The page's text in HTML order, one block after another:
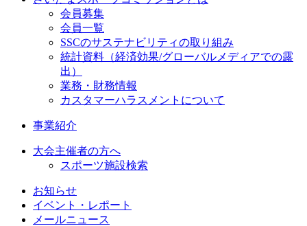
会員募集
会員一覧
SSCのサステナビリティの取り組み
統計資料（経済効果/グローバルメディアでの露
出）
業務・財務情報
カスタマーハラスメントについて
事業紹介
大会主催者の方へ
スポーツ施設検索
お知らせ
イベント・レポート
メールニュース